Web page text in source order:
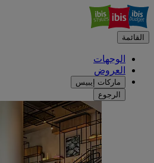
القائمة
الوجهات
العروض
ماركات إيبيس
الرجوع